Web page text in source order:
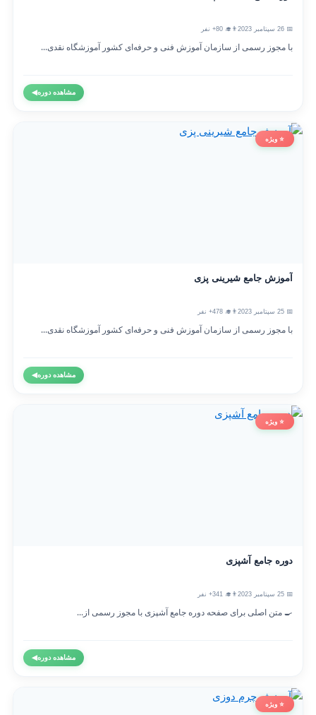
👨‍🎓 80+ نفر
با مجوز رسمی از سازمان آموزش فنی و حرفه‌ای کشور آموزشگاه نقدی...
مشاهده دوره◀
⭐ ویژه
آموزش جامع شیرینی پزی
👨‍🎓 478+ نفر
با مجوز رسمی از سازمان آموزش فنی و حرفه‌ای کشور آموزشگاه نقدی...
مشاهده دوره◀
⭐ ویژه
دوره جامع آشپزی
👨‍🎓 341+ نفر
🍳 متن اصلی برای صفحه دوره جامع آشپزی با مجوز رسمی از...
مشاهده دوره◀
⭐ ویژه